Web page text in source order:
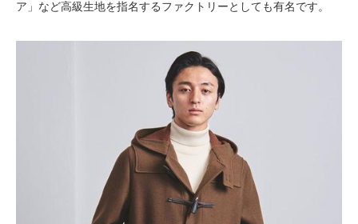
ア」など高級生地を指名するファクトリーとしても有名です。